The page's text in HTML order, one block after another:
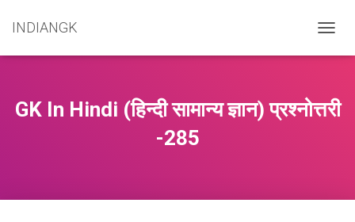
INDIANGK
O
E
GK In Hindi (हिन्दी सामान्य ज्ञान) प्रश्नोत्तरी
-285